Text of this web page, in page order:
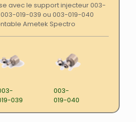
avec le support injecteur 003-
019-039 ou 003-019-040
Ametek Spectro
039
003-
019-040